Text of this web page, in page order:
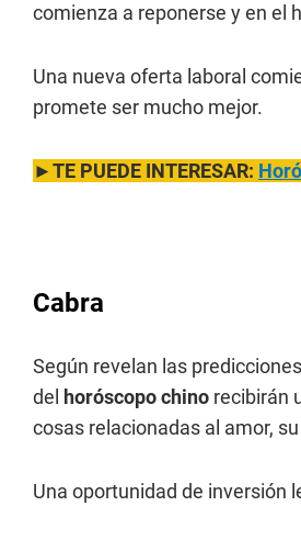
comienza a reponerse y en el
Una nueva oferta laboral
promete ser mucho mejor.
►TE PUEDE INTERESAR:
Cabra
Según revelan las
del horóscopo chino recibirán
cosas relacionadas al amor,
Una oportunidad de inversión